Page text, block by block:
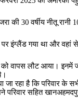
की 30 वर्षीय नीतू
इंग्लैंड गया था और
को वापस लौट आया।
जा रहा है कि परिवार
परिवार सहित